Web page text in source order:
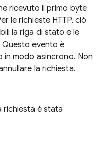
ricevuto il primo byte
le richieste HTTP, ciò
la riga di stato e le
evento è
in modo asincrono. Non
la richiesta.
richiesta è stata